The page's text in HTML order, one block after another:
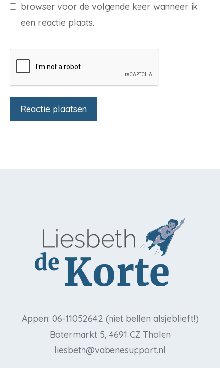
browser voor de volgende keer wanneer ik
een reactie plaats.
Appen: 06-11052642 (niet bellen alsjeblieft!)
Botermarkt 5, 4691 CZ Tholen
liesbeth@vabenesupport.nl